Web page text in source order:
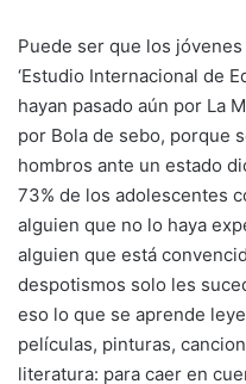
Puede ser que los
‘Estudio Internacional de
hayan pasado aún por La
por Bola de sebo, porque
hombros ante un estado
73% de los adolescentes
alguien que no lo haya
alguien que está
despotismos solo les
eso lo que se aprende
películas, pinturas,
literatura: para caer en